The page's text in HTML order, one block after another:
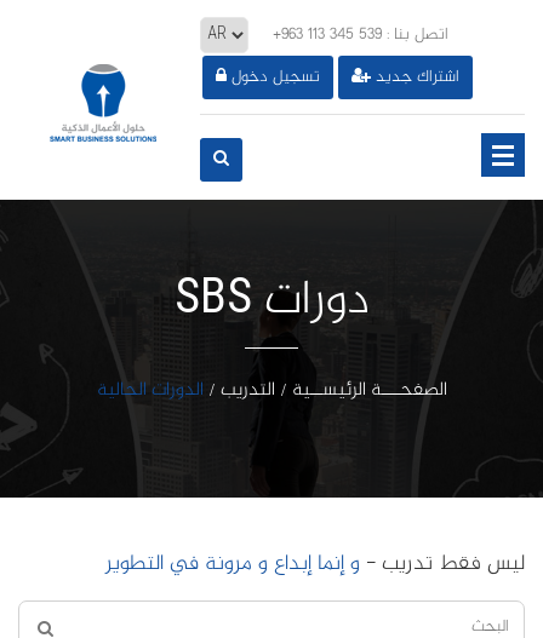
+963 113 345 539 : اتصل بنا
تسجيل دخول
اشتراك جديد
دورات SBS
الصفحـــة الرئيســية التدريب الدورات الحالية
ليس فقط تدريب - و إنما إبداع و مرونة في التطوير